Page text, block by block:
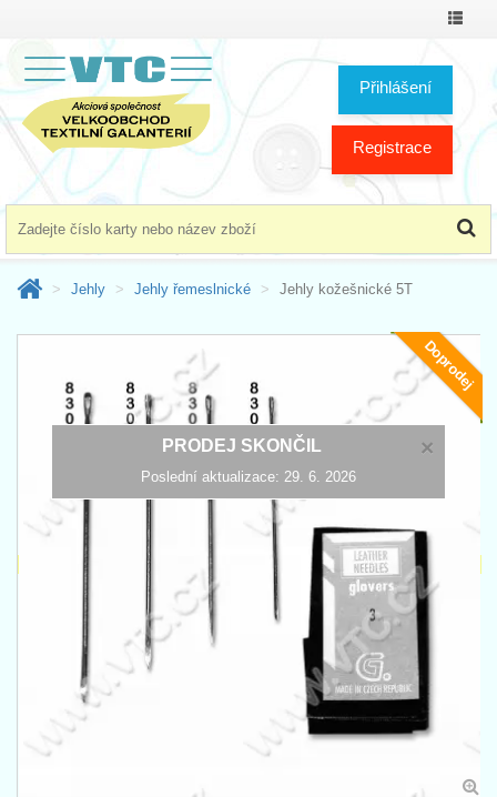
Přihlášení
Registrace
Jehly Jehly řemeslnické Jehly kožešnické 5T
Doprodej
×
PRODEJ SKONČIL
Poslední aktualizace: 29. 6. 2026